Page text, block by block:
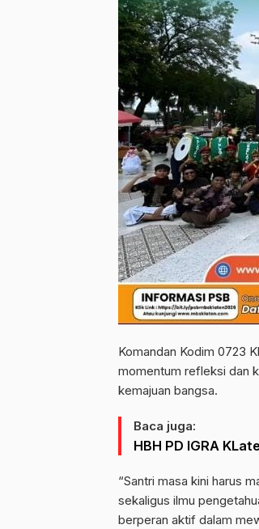
Komandan Kodim 0723
momentum refleksi dan
kemajuan bangsa.
Baca juga:
HBH PD IGRA
“Santri masa kini harus
sekaligus ilmu
berperan aktif dalam